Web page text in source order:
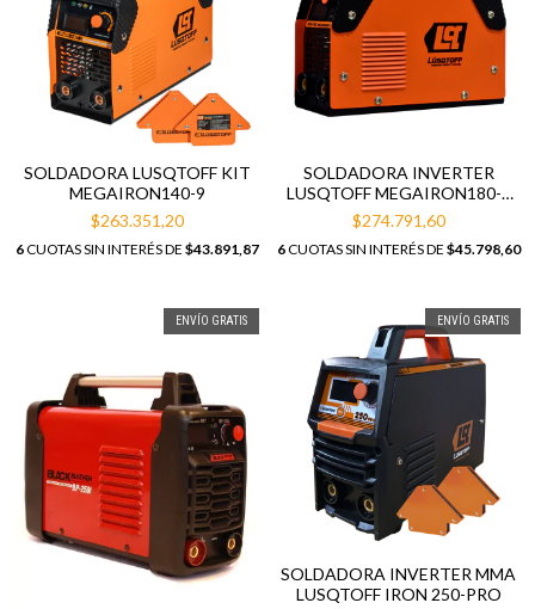
SOLDADORA LUSQTOFF KIT
MEGAIRON140-9
$263.351,20
6CUOTAS SIN INTERÉS DE $43.891,87
SOLDADORA INVERTER
LUSQTOFF MEGAIRON180-9
C/ESCUADRA/MÁSCARA
$274.791,60
6CUOTAS SIN INTERÉS DE $45.798,60
ENVÍO GRATIS ENVÍO GRATIS
SOLDADORA INVERTER MMA
LUSQTOFF IRON 250-PRO